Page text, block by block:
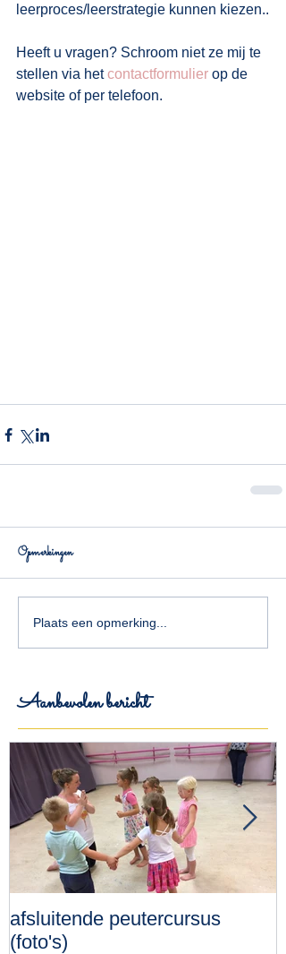
leerproces/leerstrategie kunnen kiezen..
Heeft u vragen? Schroom niet ze mij te
stellen via het contactformulier op de
website of per telefoon.
Opmerkingen
Plaats een opmerking...
Aanbevolen bericht
afsluitende peutercursus
(foto's)